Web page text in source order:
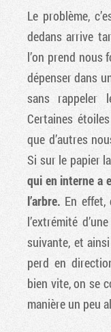
Le problème,
dedans arrive
l’on prend nous
dépenser dans
sans rappeler
Certaines
que d’autres
Si sur le papier
qui en interne a
l’arbre. En effet,
l’extrémité
suivante, et
perd en
bien vite, on se
manière un peu